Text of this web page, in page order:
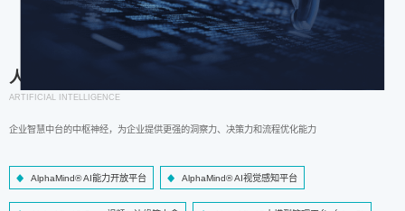
人工智能
ARTIFICIAL INTELLIGENCE
企业智慧中台的中枢神经，为企业提供更强的洞察力、决策力和流程优化能力
AlphaMind® AI能力开放平台 AlphaMind® AI视觉感知平台